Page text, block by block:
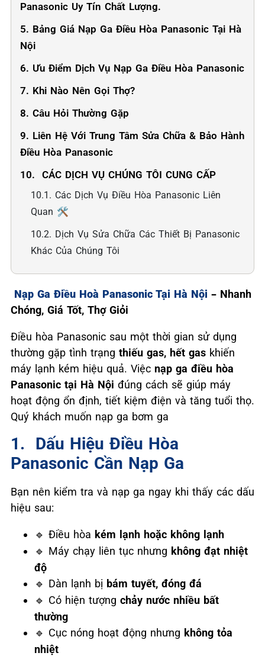
Panasonic Uy Tín Chất Lượng.
5. Bảng Giá Nạp Ga Điều Hòa Panasonic Tại Hà
Nội
6. Ưu Điểm Dịch Vụ Nạp Ga Điều Hòa Panasonic
7. Khi Nào Nên Gọi Thợ?
8. Câu Hỏi Thường Gặp
9. Liên Hệ Với Trung Tâm Sửa Chữa & Bảo Hành
Điều Hòa Panasonic
10. ️ CÁC DỊCH VỤ CHÚNG TÔI CUNG CẤP
10.1. Các Dịch Vụ Điều Hòa Panasonic Liên
Quan 🛠️
10.2. Dịch Vụ Sửa Chữa Các Thiết Bị Panasonic
Khác Của Chúng Tôi
Nạp Ga Điều Hoà Panasonic Tại Hà Nội – Nhanh
Chóng, Giá Tốt, Thợ Giỏi
Điều hòa Panasonic sau một thời gian sử dụng
thường gặp tình trạng thiếu gas, hết gas khiến
máy lạnh kém hiệu quả. Việc nạp ga điều hòa
Panasonic tại Hà Nội đúng cách sẽ giúp máy
hoạt động ổn định, tiết kiệm điện và tăng tuổi thọ.
Quý khách muốn nạp ga bơm ga
1. ️ Dấu Hiệu Điều Hòa
Panasonic Cần Nạp Ga
Bạn nên kiểm tra và nạp ga ngay khi thấy các dấu
hiệu sau:
🔹 Điều hòa kém lạnh hoặc không lạnh
🔹 Máy chạy liên tục nhưng không đạt nhiệt
độ
🔹 Dàn lạnh bị bám tuyết, đóng đá
🔹 Có hiện tượng chảy nước nhiều bất
thường
🔹 Cục nóng hoạt động nhưng không tỏa
nhiệt